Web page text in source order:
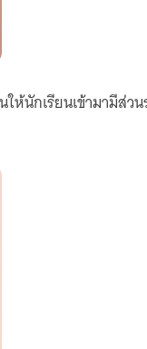
นักเรียนเข้ามามีส่วน